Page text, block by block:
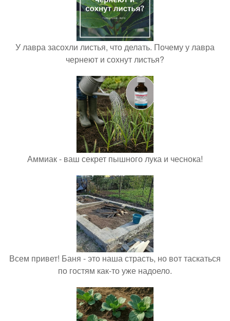
У лавра засохли листья, что делать. Почему у лавра
чернеют и сохнут листья?
Аммиак - ваш секрет пышного лука и чеснока!
Всем привет! Баня - это наша страсть, но вот таскаться
по гостям как-то уже надоело.